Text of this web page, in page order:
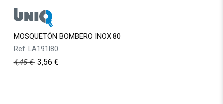
MOSQUETÓN BOMBERO INOX 80
Ref. LA191I80
4,45€ 3,56 €